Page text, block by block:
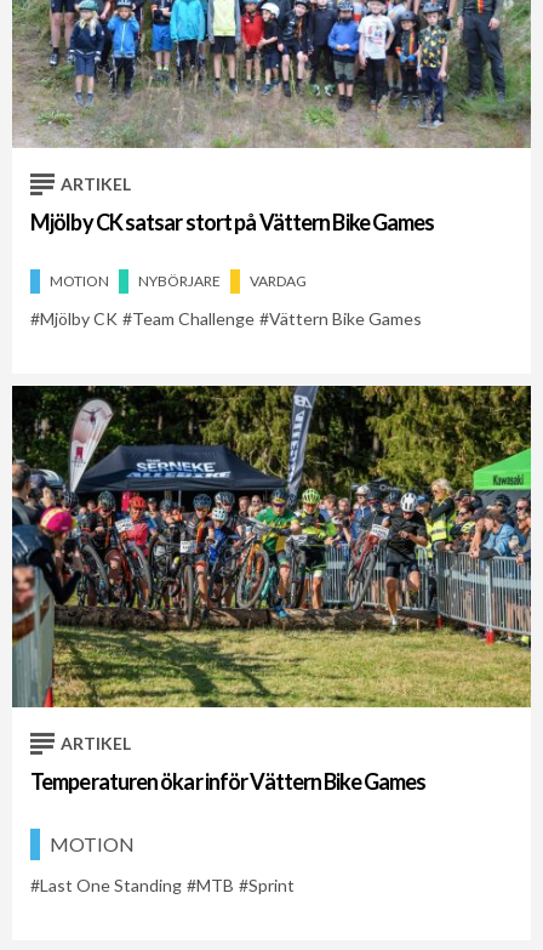
ARTIKEL
Mjölby CK satsar stort på Vättern Bike Games
MOTION NYBÖRJARE VARDAG
Mjölby CK Team Challenge Vättern Bike Games
ARTIKEL
Temperaturen ökar inför Vättern Bike Games
MOTION
Last One Standing MTB Sprint